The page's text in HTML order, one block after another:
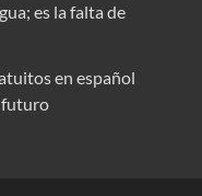
es la falta de
en español
futuro